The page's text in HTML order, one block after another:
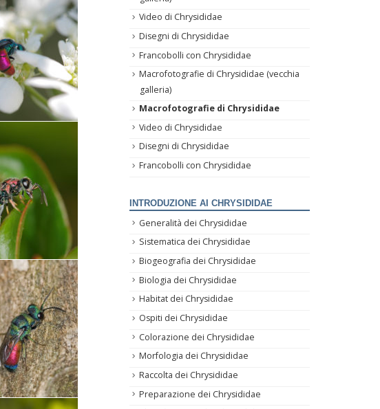
Video di Chrysididae
Disegni di Chrysididae
Francobolli con Chrysididae
Macrofotografie di Chrysididae (vecchia
galleria)
Macrofotografie di Chrysididae
Video di Chrysididae
Disegni di Chrysididae
Francobolli con Chrysididae
INTRODUZIONE AI CHRYSIDIDAE
Generalità dei Chrysididae
Sistematica dei Chrysididae
Biogeografia dei Chrysididae
Biologia dei Chrysididae
Habitat dei Chrysididae
Ospiti dei Chrysididae
Colorazione dei Chrysididae
Morfologia dei Chrysididae
Raccolta dei Chrysididae
Preparazione dei Chrysididae